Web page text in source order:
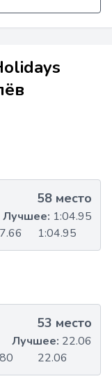
58 место
1:04.95
Лучшее: 1:04.95
53 место
22.06
Лучшее: 22.06